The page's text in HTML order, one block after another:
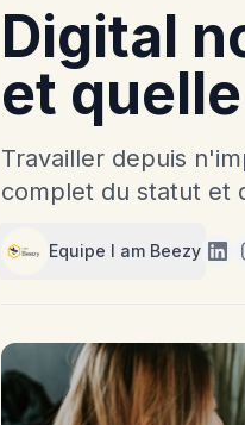
Digital
et
Travailler depuis
complet du statut et
Equipe I am Beezy